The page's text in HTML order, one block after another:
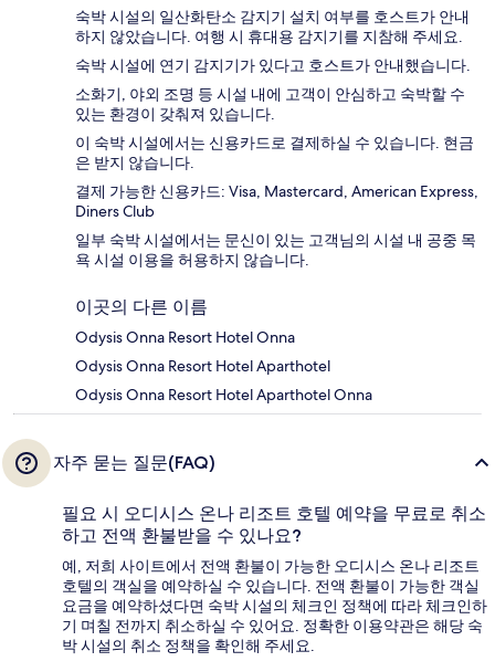
숙박 시설의 일산화탄소 감지기 설치 여부를 호스트가 안내
하지 않았습니다. 여행 시 휴대용 감지기를 지참해 주세요.
숙박 시설에 연기 감지기가 있다고 호스트가 안내했습니다.
소화기, 야외 조명 등 시설 내에 고객이 안심하고 숙박할 수
있는 환경이 갖춰져 있습니다.
이 숙박 시설에서는 신용카드로 결제하실 수 있습니다. 현금
은 받지 않습니다.
결제 가능한 신용카드: Visa, Mastercard, American Express,
Diners Club
일부 숙박 시설에서는 문신이 있는 고객님의 시설 내 공중 목
욕 시설 이용을 허용하지 않습니다.
이곳의 다른 이름
Odysis Onna Resort Hotel Onna
Odysis Onna Resort Hotel Aparthotel
Odysis Onna Resort Hotel Aparthotel Onna
자주 묻는 질문(FAQ)
필요 시 오디시스 온나 리조트 호텔 예약을 무료로 취소
하고 전액 환불받을 수 있나요?
예, 저희 사이트에서 전액 환불이 가능한 오디시스 온나 리조트
호텔의 객실을 예약하실 수 있습니다. 전액 환불이 가능한 객실
요금을 예약하셨다면 숙박 시설의 체크인 정책에 따라 체크인하
기 며칠 전까지 취소하실 수 있어요. 정확한 이용약관은 해당 숙
박 시설의 취소 정책을 확인해 주세요.